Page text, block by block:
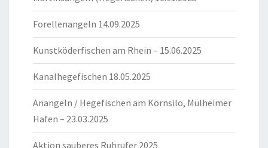
Forellenangeln 14.09.2025
Kunstköderfischen am Rhein – 15.06.2025
Kanalhegefischen 18.05.2025
Anangeln / Hegefischen am Kornsilo, Mülheimer
Hafen – 23.03.2025
Aktion sauberes Ruhrufer 2025